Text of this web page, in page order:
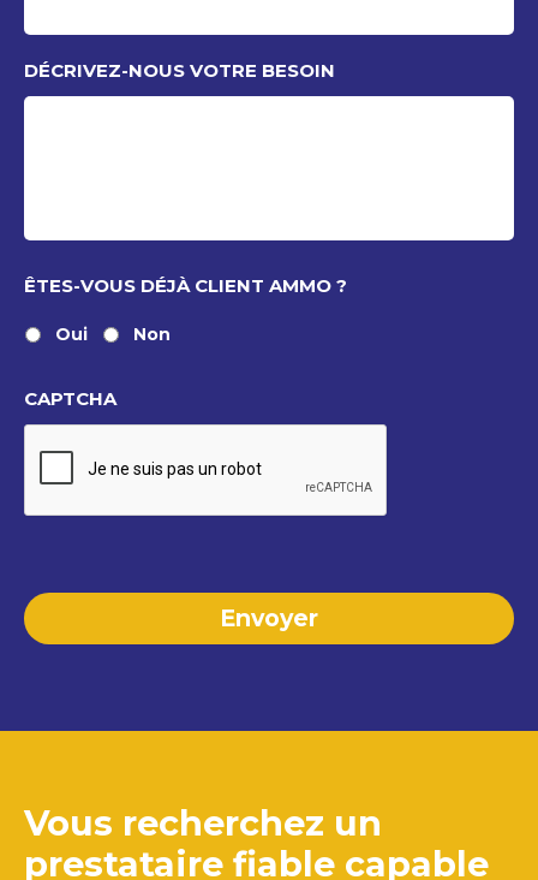
DÉCRIVEZ-NOUS VOTRE BESOIN
ÊTES-VOUS DÉJÀ CLIENT AMMO ?
Oui Non
CAPTCHA
Vous recherchez un
prestataire fiable capable